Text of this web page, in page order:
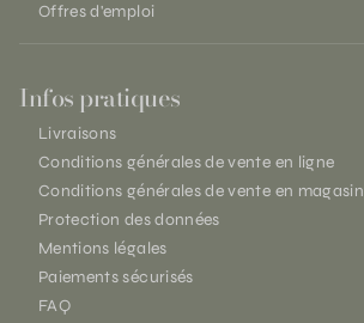
Offres d'emploi
Infos pratiques
Livraisons
Conditions générales de vente en ligne
Conditions générales de vente en magasin
Protection des données
Mentions légales
Paiements sécurisés
FAQ